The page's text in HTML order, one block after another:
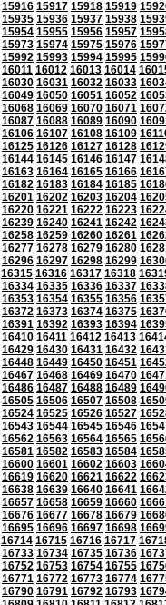
15916 15917 15918 15919
15935 15936 15937 15938
15954 15955 15956 15957
15973 15974 15975 15976
15992 15993 15994 15995
16011 16012 16013 16014
16030 16031 16032 16033
16049 16050 16051 16052
16068 16069 16070 16071
16087 16088 16089 16090
16106 16107 16108 16109
16125 16126 16127 16128
16144 16145 16146 16147
16163 16164 16165 16166
16182 16183 16184 16185
16201 16202 16203 16204
16220 16221 16222 16223
16239 16240 16241 16242
16258 16259 16260 16261
16277 16278 16279 16280
16296 16297 16298 16299
16315 16316 16317 16318
16334 16335 16336 16337
16353 16354 16355 16356
16372 16373 16374 16375
16391 16392 16393 16394
16410 16411 16412 16413
16429 16430 16431 16432
16448 16449 16450 16451
16467 16468 16469 16470
16486 16487 16488 16489
16505 16506 16507 16508
16524 16525 16526 16527
16543 16544 16545 16546
16562 16563 16564 16565
16581 16582 16583 16584
16600 16601 16602 16603
16619 16620 16621 16622
16638 16639 16640 16641
16657 16658 16659 16660
16676 16677 16678 16679
16695 16696 16697 16698
16714 16715 16716 16717
16733 16734 16735 16736
16752 16753 16754 16755
16771 16772 16773 16774
16790 16791 16792 16793